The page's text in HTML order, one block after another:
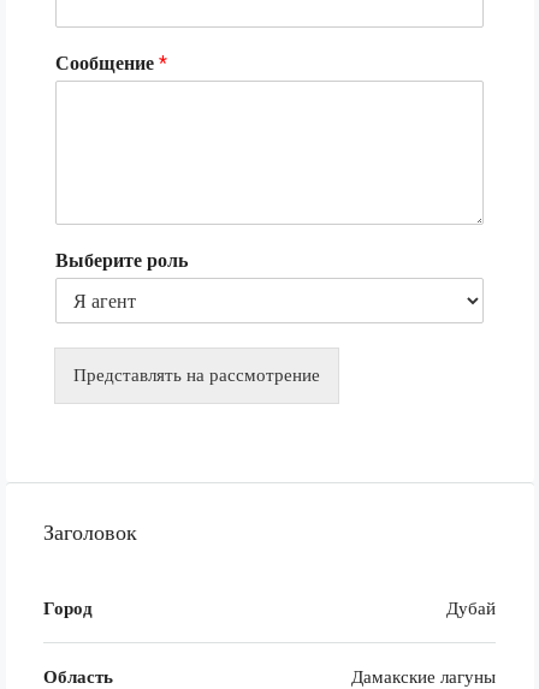
Сообщение *
Выберите роль
Представлять на рассмотрение
Заголовок
Город Дубай
Область Дамакские лагуны